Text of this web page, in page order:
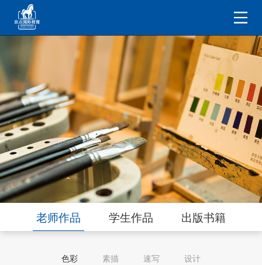
老师作品 学生作品 出版书籍
色彩 素描 速写 设计